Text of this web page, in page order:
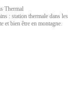
Thermal
: station thermale dans
et bien être en montagne.